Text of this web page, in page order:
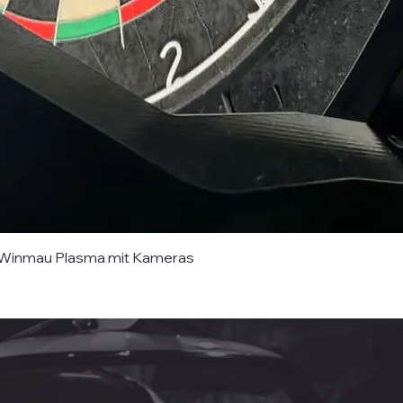
Schnellansicht
Plasma mit Kameras